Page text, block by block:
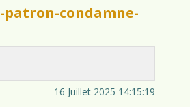
condamne-
16 Juillet 2025 14:15:19